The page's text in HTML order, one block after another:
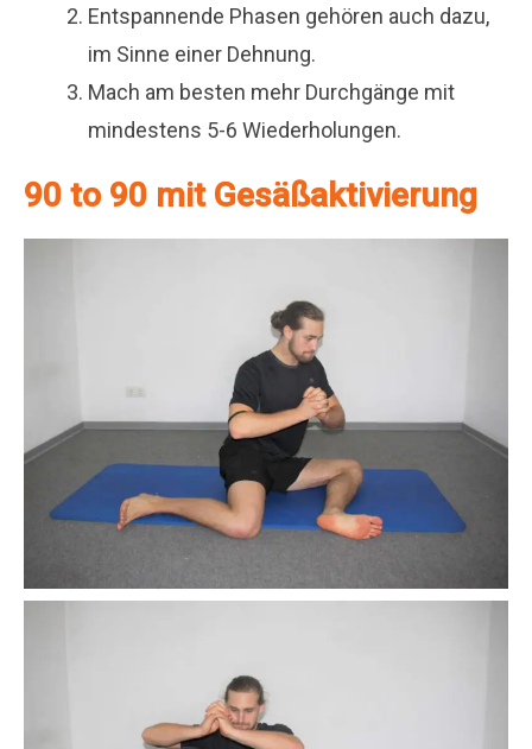
Entspannende Phasen gehören auch dazu,
im Sinne einer Dehnung.
Mach am besten mehr Durchgänge mit
mindestens 5-6 Wiederholungen.
90 to 90 mit Gesäßaktivierung